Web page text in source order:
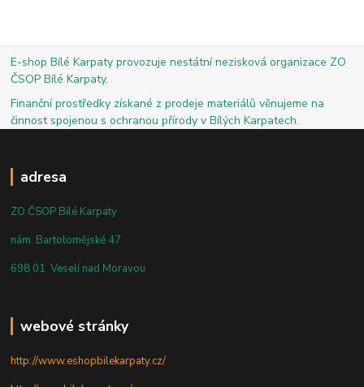
E-shop Bílé Karpaty provozuje nestátní nezisková organizace ZO
ČSOP Bílé Karpaty.
Finanční prostředky získané z prodeje materiálů věnujeme na
činnost spojenou s ochranou přírody v Bílých Karpatech.
adresa
ZO ČSOP Bílé Karpaty
nám. Bartolomějské 47
698 01 Veselí nad Moravou
webové stránky
http://www.eshopbilekarpaty.cz/